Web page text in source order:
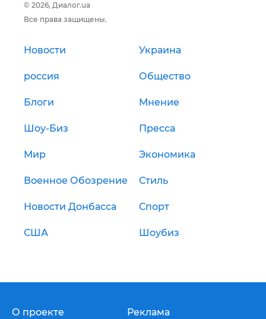
© 2026, Диалог.ua
Все права защищены.
Новости Украина
россия Общество
Блоги Мнение
Шоу-Биз Пресса
Мир Экономика
Военное Обозрение Стиль
Новости Донбасса Спорт
США Шоубиз
О проекте Реклама